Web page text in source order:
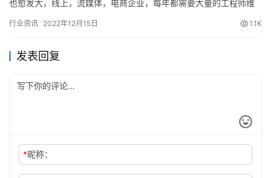
也愈发大，线上，流媒体，电商企业，每年都需要大量的工程师维
掌握…
行业资讯 2022年12月15日 1.1K
发表回复
*昵称：